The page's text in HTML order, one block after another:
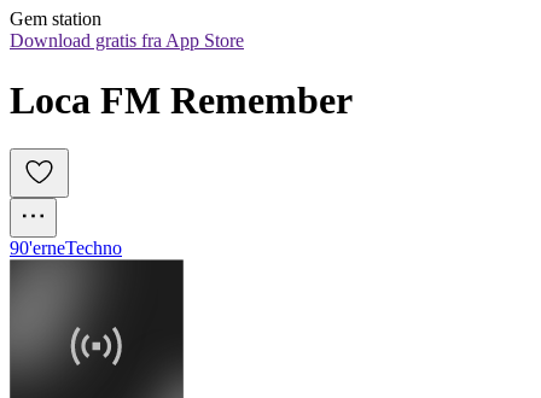
Gem station
Download gratis fra App Store
Loca FM Remember
90'erneTechno